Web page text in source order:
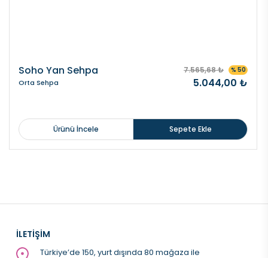
Soho Yan Sehpa
Orta Sehpa
7.565,68 ₺ % 50
5.044,00 ₺
Ürünü İncele Sepete Ekle
İLETİŞİM
Türkiye’de 150, yurt dışında 80 mağaza ile